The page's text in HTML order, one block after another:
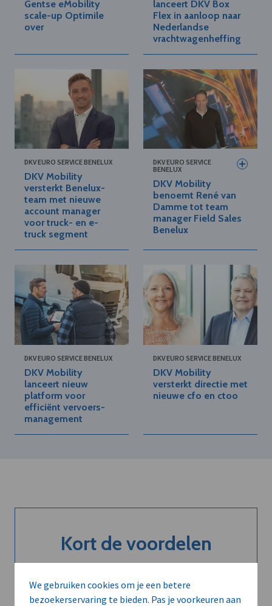
We gebruiken cookies om je een betere
bezoekerservaring te bieden. Pas je voorkeuren aan
Gentse eMobility
scale-up Optimile
over
lanceert DKV Box
Flex in aanloop naar
Nederlandse
vrachtwagenheffing
DKV EURO SERVICE BENELUX
DKV Mobility
versterkt Benelux-
team met nieuwe
account manager
voor truck- en e-
truck segment
DKV EURO SERVICE
BENELUX
DKV Mobility
benoemt René van
Damme tot team
manager Field Sales
Benelux
DKV EURO SERVICE BENELUX
DKV Mobility
lanceert nieuw
platform voor
efficiënt vervoers-
management
DKV EURO SERVICE BENELUX
DKV Mobility
versterkt directie met
nieuwe cfo en ctoo
Kort de voordelen
van een
abonnement...